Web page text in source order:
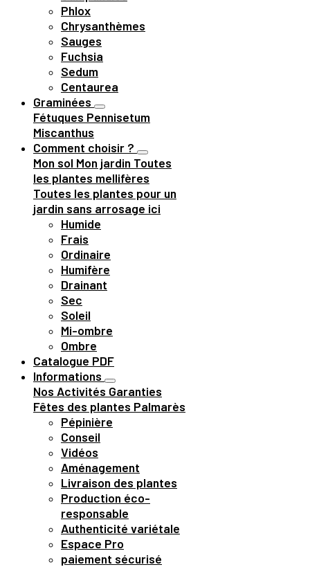
Phlox
Chrysanthèmes
Sauges
Fuchsia
Sedum
Centaurea
Graminées
Fétuques Pennisetum
Miscanthus
Comment choisir ?
Mon sol Mon jardin Toutes
les plantes mellifères
Toutes les plantes pour un
jardin sans arrosage ici
Humide
Frais
Ordinaire
Humifère
Drainant
Sec
Soleil
Mi-ombre
Ombre
Catalogue PDF
Informations
Nos Activités Garanties
Fêtes des plantes Palmarès
Pépinière
Conseil
Vidéos
Aménagement
Livraison des plantes
Production éco-
responsable
Authenticité variétale
Espace Pro
paiement sécurisé